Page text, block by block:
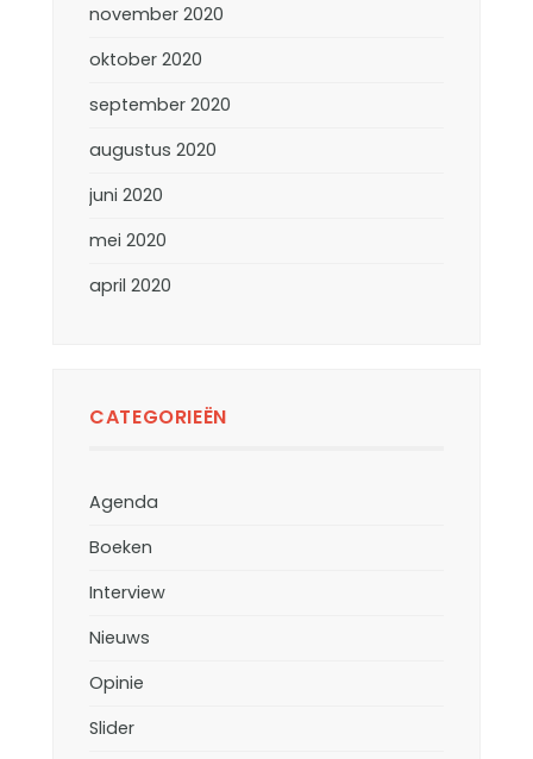
november 2020
oktober 2020
september 2020
augustus 2020
juni 2020
mei 2020
april 2020
CATEGORIEËN
Agenda
Boeken
Interview
Nieuws
Opinie
Slider